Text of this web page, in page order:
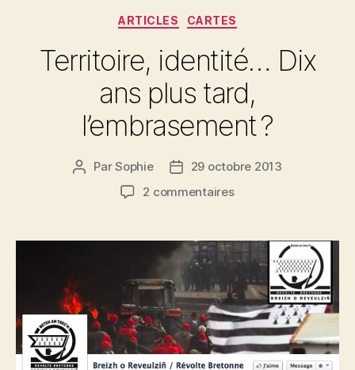
Catégories
ARTICLES CARTES
Territoire, identité… Dix
ans plus tard,
l’embrasement ?
Auteur
ParSophie
Date29 octobre 2013
2 commentairessur
Dix
ans
plus
tard,
l’embrasement ?